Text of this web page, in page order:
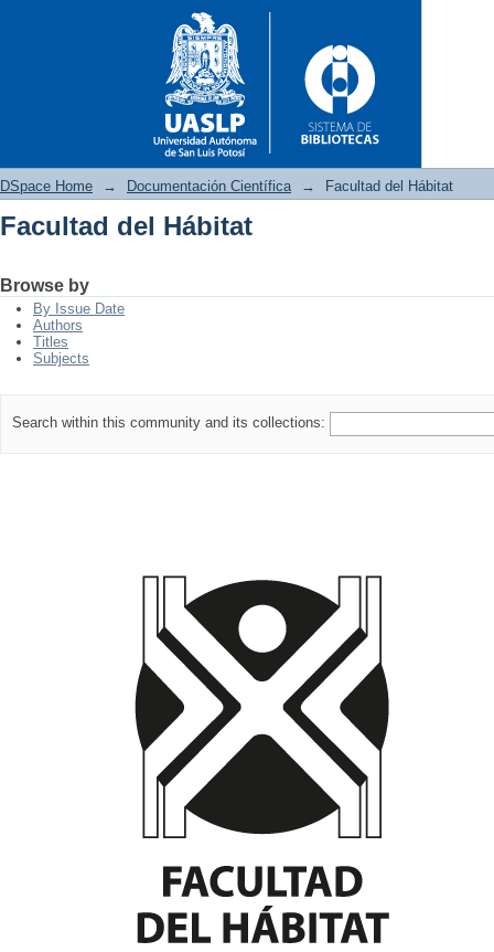
DSpace Home → Documentación Científica → Facultad del Hábitat
Facultad del Hábitat
Browse by
By Issue Date
Authors
Titles
Subjects
Search within this community and its collections: